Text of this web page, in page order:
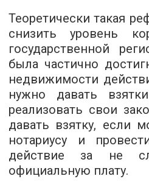
Теоретически такая
снизить уровень
государственной
была частично
недвижимости
нужно давать
реализовать свои
давать взятку, если
нотариусу и
действие за не
официальную плату.